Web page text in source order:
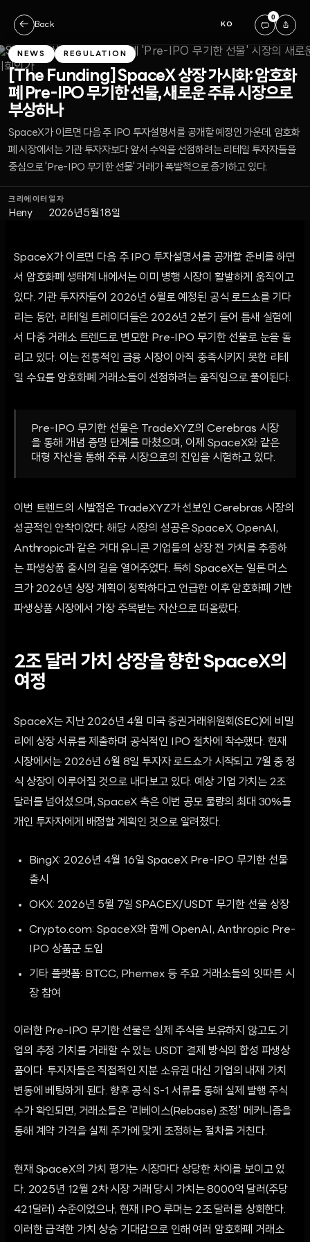
← Back KO
0
NEWS REGULATION
[The Funding] SpaceX 상장 가시화: 암호화
폐 Pre-IPO 무기한 선물, 새로운 주류 시장으로
부상하나
SpaceX가 이르면 다음 주 IPO 투자설명서를 공개할 예정인 가운데, 암호화
폐 시장에서는 기관 투자자보다 앞서 수익을 선점하려는 리테일 투자자들을
중심으로 'Pre-IPO 무기한 선물' 거래가 폭발적으로 증가하고 있다.
크리에이터
Heny
일자
2026년 5월 18일
SpaceX가 이르면 다음 주 IPO 투자설명서를 공개할 준비를 하면
서 암호화폐 생태계 내에서는 이미 병행 시장이 활발하게 움직이고
있다. 기관 투자자들이 2026년 6월로 예정된 공식 로드쇼를 기다
리는 동안, 리테일 트레이더들은 2026년 2분기 들어 틈새 실험에
서 다중 거래소 트렌드로 변모한 Pre-IPO 무기한 선물로 눈을 돌
리고 있다. 이는 전통적인 금융 시장이 아직 충족시키지 못한 리테
일 수요를 암호화폐 거래소들이 선점하려는 움직임으로 풀이된다.
Pre-IPO 무기한 선물은 TradeXYZ의 Cerebras 시장
을 통해 개념 증명 단계를 마쳤으며, 이제 SpaceX와 같은
대형 자산을 통해 주류 시장으로의 진입을 시험하고 있다.
이번 트렌드의 시발점은 TradeXYZ가 선보인 Cerebras 시장의
성공적인 안착이었다. 해당 시장의 성공은 SpaceX, OpenAI,
Anthropic과 같은 거대 유니콘 기업들의 상장 전 가치를 추종하
는 파생상품 출시의 길을 열어주었다. 특히 SpaceX는 일론 머스
크가 2026년 상장 계획이 정확하다고 언급한 이후 암호화폐 기반
파생상품 시장에서 가장 주목받는 자산으로 떠올랐다.
2조 달러 가치 상장을 향한 SpaceX의
여정
SpaceX는 지난 2026년 4월 미국 증권거래위원회(SEC)에 비밀
리에 상장 서류를 제출하며 공식적인 IPO 절차에 착수했다. 현재
시장에서는 2026년 6월 8일 투자자 로드쇼가 시작되고 7월 중 정
식 상장이 이루어질 것으로 내다보고 있다. 예상 기업 가치는 2조
달러를 넘어섰으며, SpaceX 측은 이번 공모 물량의 최대 30%를
개인 투자자에게 배정할 계획인 것으로 알려졌다.
BingX: 2026년 4월 16일 SpaceX Pre-IPO 무기한 선물
출시
OKX: 2026년 5월 7일 SPACEX/USDT 무기한 선물 상장
Crypto.com: SpaceX와 함께 OpenAI, Anthropic Pre-
IPO 상품군 도입
기타 플랫폼: BTCC, Phemex 등 주요 거래소들의 잇따른 시
장 참여
이러한 Pre-IPO 무기한 선물은 실제 주식을 보유하지 않고도 기
업의 추정 가치를 거래할 수 있는 USDT 결제 방식의 합성 파생상
품이다. 투자자들은 직접적인 지분 소유권 대신 기업의 내재 가치
변동에 베팅하게 된다. 향후 공식 S-1 서류를 통해 실제 발행 주식
수가 확인되면, 거래소들은 '리베이스(Rebase) 조정' 메커니즘을
통해 계약 가격을 실제 주가에 맞게 조정하는 절차를 거친다.
현재 SpaceX의 가치 평가는 시장마다 상당한 차이를 보이고 있
다. 2025년 12월 2차 시장 거래 당시 가치는 8000억 달러(주당
421달러) 수준이었으나, 현재 IPO 루머는 2조 달러를 상회한다.
이러한 급격한 가치 상승 기대감으로 인해 여러 암호화폐 거래소